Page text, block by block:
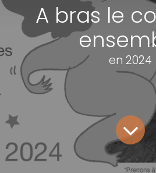
A bras le
en 2024